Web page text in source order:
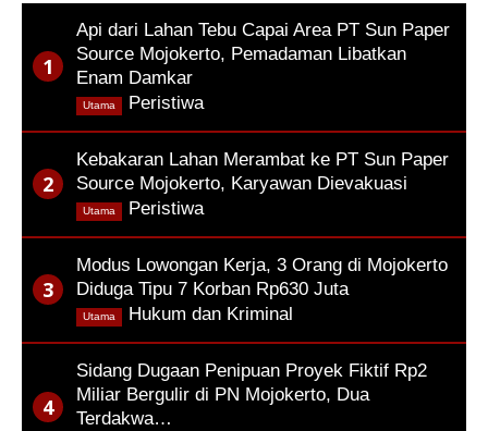
Api dari Lahan Tebu Capai Area PT Sun Paper
Source Mojokerto, Pemadaman Libatkan
Enam Damkar
Peristiwa
Utama
Kebakaran Lahan Merambat ke PT Sun Paper
Source Mojokerto, Karyawan Dievakuasi
Peristiwa
Utama
Modus Lowongan Kerja, 3 Orang di Mojokerto
Diduga Tipu 7 Korban Rp630 Juta
Hukum dan Kriminal
Utama
Sidang Dugaan Penipuan Proyek Fiktif Rp2
Miliar Bergulir di PN Mojokerto, Dua
Terdakwa…